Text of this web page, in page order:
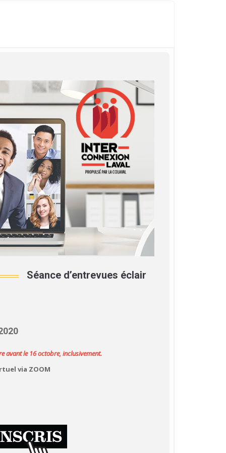
Séance d’entrevues éclair
avant le 16 octobre, inclusivement.
via ZOOM